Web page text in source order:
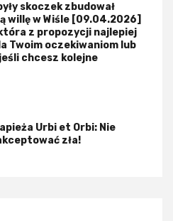
skoczek zbudował
willę w Wiśle [09.04.2026]
z propozycji najlepiej
Twoim oczekiwaniom lub
chcesz kolejne
Urbi et Orbi: Nie
zła!